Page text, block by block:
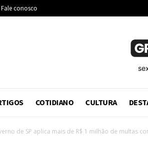
Fale conosco
COTIDIANO CULTURA
de SP aplica mais de R$ 1 milhão de multas